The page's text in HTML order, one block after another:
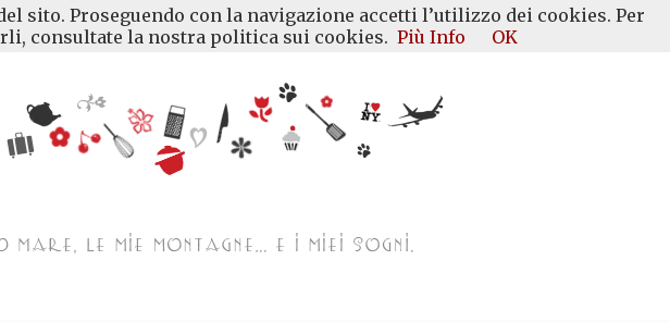
sito. Proseguendo con la navigazione accetti l’utilizzo dei cookies. Per
consultate la nostra politica sui cookies. Più Info OK